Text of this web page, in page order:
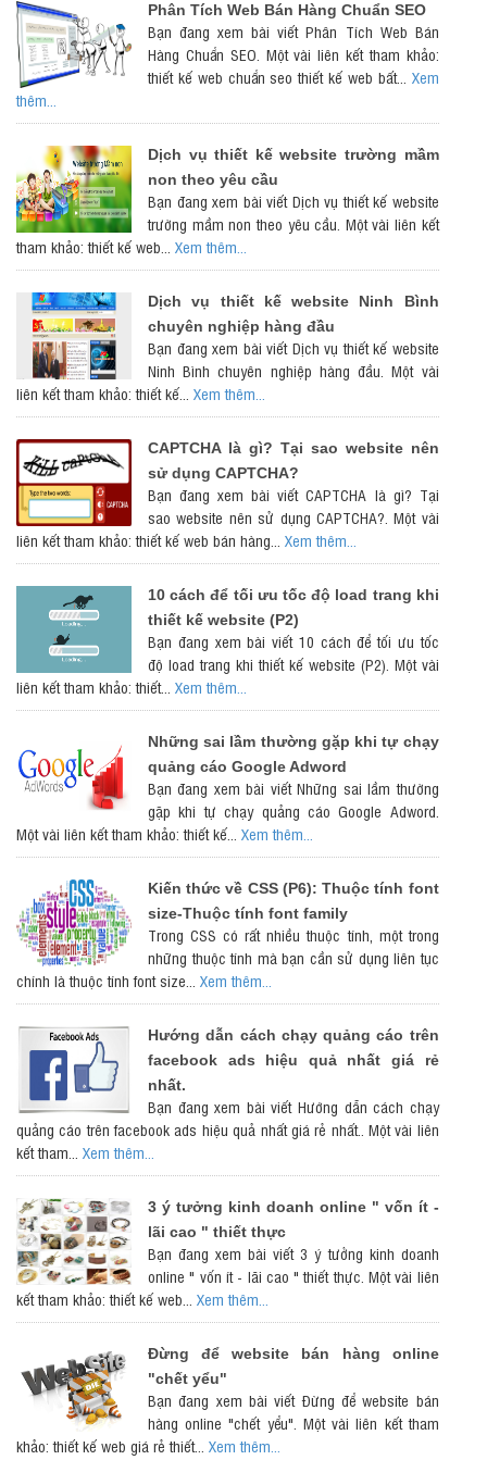
Phân Tích Web Bán Hàng Chuẩn SEO
Bạn đang xem bài viết Phân Tích Web Bán
Hàng Chuẩn SEO. Một vài liên kết tham khảo:
thiết kế web chuẩn seo thiết kế web bất...
Xem
thêm...
Dịch vụ thiết kế website trường mầm
non theo yêu cầu
Bạn đang xem bài viết Dịch vụ thiết kế website
trường mầm non theo yêu cầu. Một vài liên kết
tham khảo: thiết kế web...
Xem thêm...
Dịch vụ thiết kế website Ninh Bình
chuyên nghiệp hàng đầu
Bạn đang xem bài viết Dịch vụ thiết kế website
Ninh Bình chuyên nghiệp hàng đầu. Một vài
liên kết tham khảo: thiết kế...
Xem thêm...
CAPTCHA là gì? Tại sao website nên
sử dụng CAPTCHA?
Bạn đang xem bài viết CAPTCHA là gì? Tại
sao website nên sử dụng CAPTCHA?. Một vài
liên kết tham khảo: thiết kế web bán hàng...
Xem thêm...
10 cách để tối ưu tốc độ load trang khi
thiết kế website (P2)
Bạn đang xem bài viết 10 cách để tối ưu tốc
độ load trang khi thiết kế website (P2). Một vài
liên kết tham khảo: thiết...
Xem thêm...
Những sai lầm thường gặp khi tự chạy
quảng cáo Google Adword
Bạn đang xem bài viết Những sai lầm thường
gặp khi tự chạy quảng cáo Google Adword.
Một vài liên kết tham khảo: thiết kế...
Xem thêm...
Kiến thức về CSS (P6): Thuộc tính font
size-Thuộc tính font family
Trong CSS có rất nhiều thuộc tính, một trong
những thuộc tính mà bạn cần sử dụng liên tục
chính là thuộc tính font size...
Xem thêm...
Hướng dẫn cách chạy quảng cáo trên
facebook ads hiệu quả nhất giá rẻ
nhất.
Bạn đang xem bài viết Hướng dẫn cách chạy
quảng cáo trên facebook ads hiệu quả nhất giá rẻ nhất.. Một vài liên
kết tham...
Xem thêm...
3 ý tưởng kinh doanh online " vốn ít -
lãi cao " thiết thực
Bạn đang xem bài viết 3 ý tưởng kinh doanh
online " vốn ít - lãi cao " thiết thực. Một vài liên
kết tham khảo: thiết kế web...
Xem thêm...
Đừng để website bán hàng online
"chết yểu"
Bạn đang xem bài viết Đừng để website bán
hàng online "chết yểu". Một vài liên kết tham
khảo: thiết kế web giá rẻ thiết...
Xem thêm...